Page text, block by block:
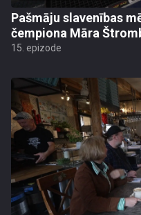
Pašmāju slavenības
čempiona Māra
15. epizode